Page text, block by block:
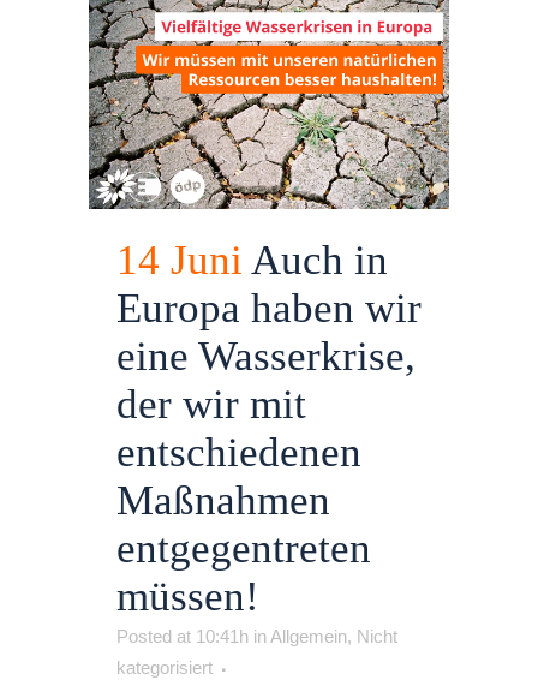
14 Juni Auch in
Europa haben wir
eine Wasserkrise,
der wir mit
entschiedenen
Maßnahmen
entgegentreten
müssen!
Posted at 10:41h inAllgemein, Nicht
kategorisiert